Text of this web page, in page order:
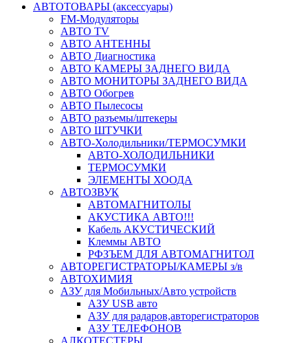
АВТОТОВАРЫ (аксессуары)
FM-Модуляторы
АВТО TV
АВТО АНТЕННЫ
АВТО Диагностика
АВТО КАМЕРЫ ЗАДНЕГО ВИДА
АВТО МОНИТОРЫ ЗАДНЕГО ВИДА
АВТО Обогрев
АВТО Пылесосы
АВТО разъемы/штекеры
АВТО ШТУЧКИ
АВТО-Холодильники/ТЕРМОСУМКИ
АВТО-ХОЛОДИЛЬНИКИ
ТЕРМОСУМКИ
ЭЛЕМЕНТЫ ХООДА
АВТОЗВУК
АВТОМАГНИТОЛЫ
АКУСТИКА АВТО!!!
Кабель АКУСТИЧЕСКИЙ
Клеммы АВТО
РФЗЪЕМ ДЛЯ АВТОМАГНИТОЛ
АВТОРЕГИСТРАТОРЫ/КАМЕРЫ з/в
АВТОХИМИЯ
АЗУ для Мобильных/Авто устройств
АЗУ USB авто
АЗУ для радаров,авторегистраторов
АЗУ ТЕЛЕФОНОВ
АЛКОТЕСТЕРЫ